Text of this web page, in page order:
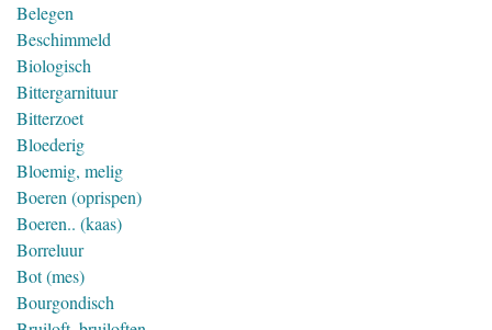
Belegen
Beschimmeld
Biologisch
Bittergarnituur
Bitterzoet
Bloederig
Bloemig, melig
Boeren (oprispen)
Boeren.. (kaas)
Borreluur
Bot (mes)
Bourgondisch